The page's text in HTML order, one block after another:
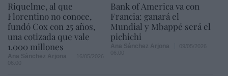
Riquelme, al que
Florentino no conoce,
fundó Cox con 25 años,
una cotizada que vale
1.000 millones
Bank of America va con
Francia: ganará el
Mundial y Mbappé será el
pichichi